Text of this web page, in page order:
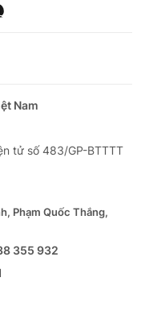
Nam
tử số 483/GP-BTTTT
Phạm Quốc Thắng,
355 932